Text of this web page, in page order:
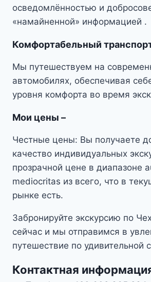
осведомлённостью и
«намайненной» информацией .
Комфортабельный
Мы путешествуем на
автомобилях, обеспечивая
уровня комфорта во время
Мои цены –
Честные цены: Вы получаете
качество индивидуальных
прозрачной цене в диапазоне
mediocritas из всего, что в
рынке есть.
Забронируйте экскурсию по
сейчас и мы отправимся в
путешествие по удивительной
Контактная